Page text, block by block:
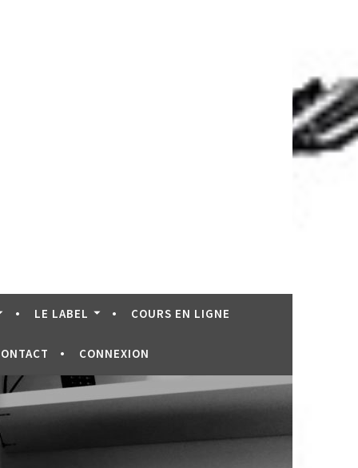
LE LABEL COURS EN LIGNE
CONNEXION